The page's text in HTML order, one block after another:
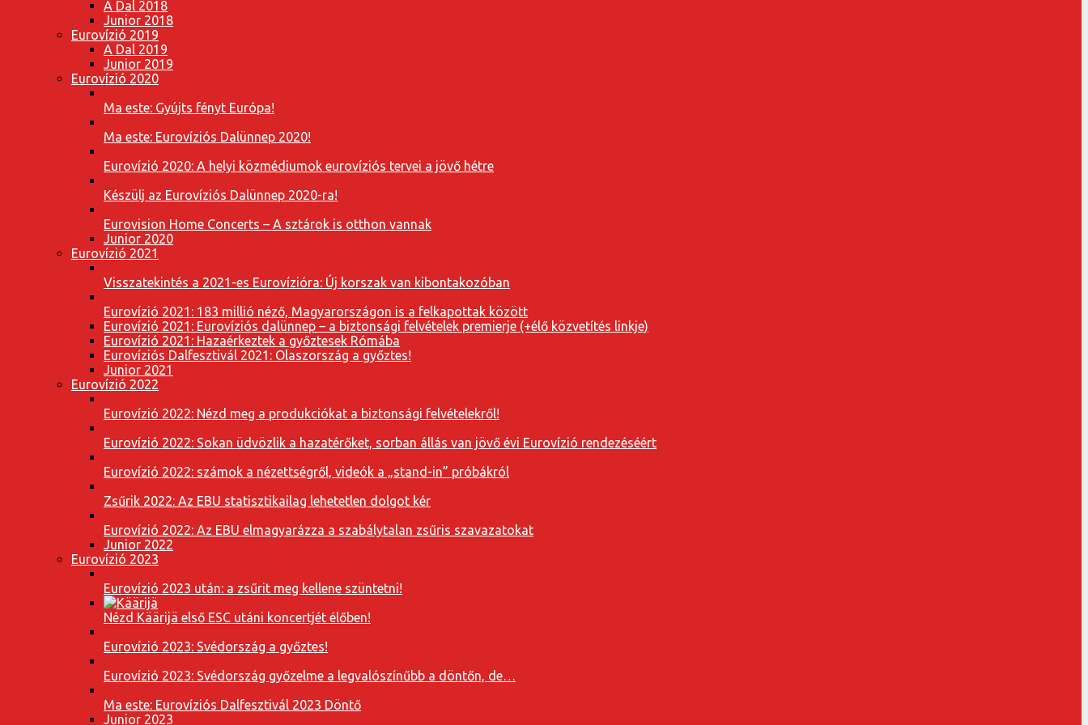
A Dal 2018
Junior 2018
Eurovízió 2019
A Dal 2019
Junior 2019
Eurovízió 2020
Ma este: Gyújts fényt Európa!
Ma este: Eurovíziós Dalünnep 2020!
Eurovízió 2020: A helyi közmédiumok eurovíziós tervei a jövő hétre
Készülj az Eurovíziós Dalünnep 2020-ra!
Eurovision Home Concerts – A sztárok is otthon vannak
Junior 2020
Eurovízió 2021
Visszatekintés a 2021-es Eurovízióra: Új korszak van kibontakozóban
Eurovízió 2021: 183 millió néző, Magyarországon is a felkapottak között
Eurovízió 2021: Eurovíziós dalünnep – a biztonsági felvételek premierje (+élő közvetítés linkje)
Eurovízió 2021: Hazaérkeztek a győztesek Rómába
Eurovíziós Dalfesztivál 2021: Olaszország a győztes!
Junior 2021
Eurovízió 2022
Eurovízió 2022: Nézd meg a produkciókat a biztonsági felvételekről!
Eurovízió 2022: Sokan üdvözlik a hazatérőket, sorban állás van jövő évi Eurovízió rendezéséért
Eurovízió 2022: számok a nézettségről, videók a „stand-in” próbákról
Zsűrik 2022: Az EBU statisztikailag lehetetlen dolgot kér
Eurovízió 2022: Az EBU elmagyarázza a szabálytalan zsűris szavazatokat
Junior 2022
Eurovízió 2023
Eurovízió 2023 után: a zsűrit meg kellene szüntetni!
Nézd Käärijä első ESC utáni koncertjét élőben!
Eurovízió 2023: Svédország a győztes!
Eurovízió 2023: Svédország győzelme a legvalószínűbb a döntőn, de…
Ma este: Eurovíziós Dalfesztivál 2023 Döntő
Junior 2023